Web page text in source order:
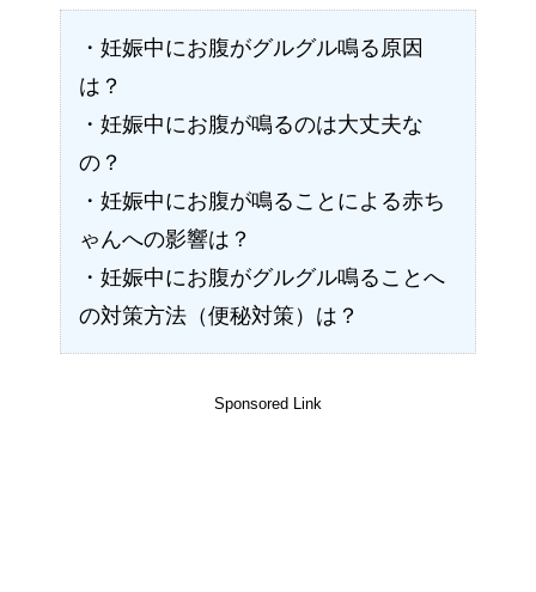
・妊娠中にお腹がグルグル鳴る原因
は？
・妊娠中にお腹が鳴るのは大丈夫な
の？
・妊娠中にお腹が鳴ることによる赤ち
ゃんへの影響は？
・妊娠中にお腹がグルグル鳴ることへ
の対策方法（便秘対策）は？
Sponsored Link